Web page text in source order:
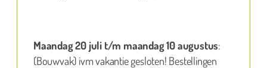
Maandag 20 juli t/m maandag 10 augustus:
(Bouwvak) ivm vakantie gesloten! Bestellingen